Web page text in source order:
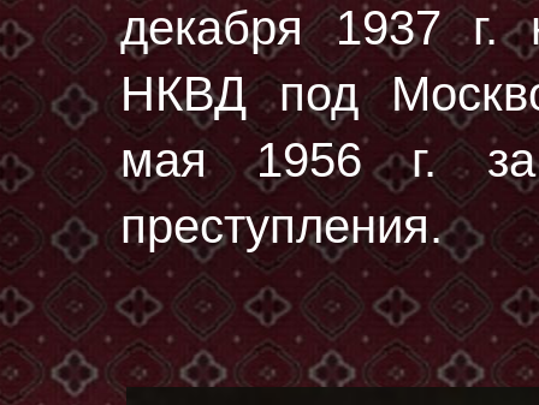
декaбря 1937 г.
НКВД под
мая 1956 г. за
преступления.